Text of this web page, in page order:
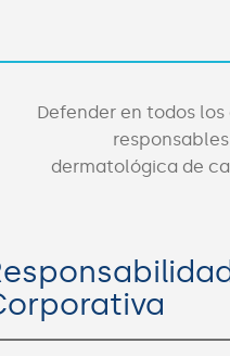
Defender en todos
dermatológica de